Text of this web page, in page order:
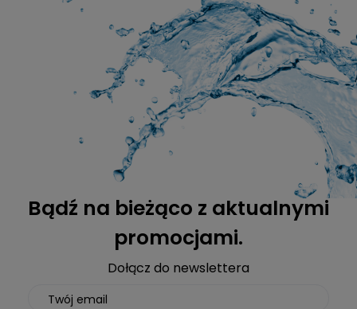
Bądź na bieżąco z aktualnymi
promocjami.
Dołącz do newslettera
Twój email